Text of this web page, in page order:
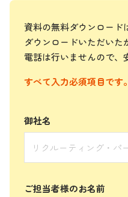
資料の無料ダウンロード
ダウンロードいただいた
電話は行いませんので、
すべて入力必須項目です。
御社名
ご担当者様のお名前